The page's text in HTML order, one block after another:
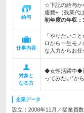
給与
☆下記の給与か
通費+（残業代
初年度の年収：
仕事内容
「やりたいこ
ロから一生モ
な入力からお任
対象と
なる方
◆女性活躍中◆
ってみたい”か
企業データ
設立：2008年11月／従業員